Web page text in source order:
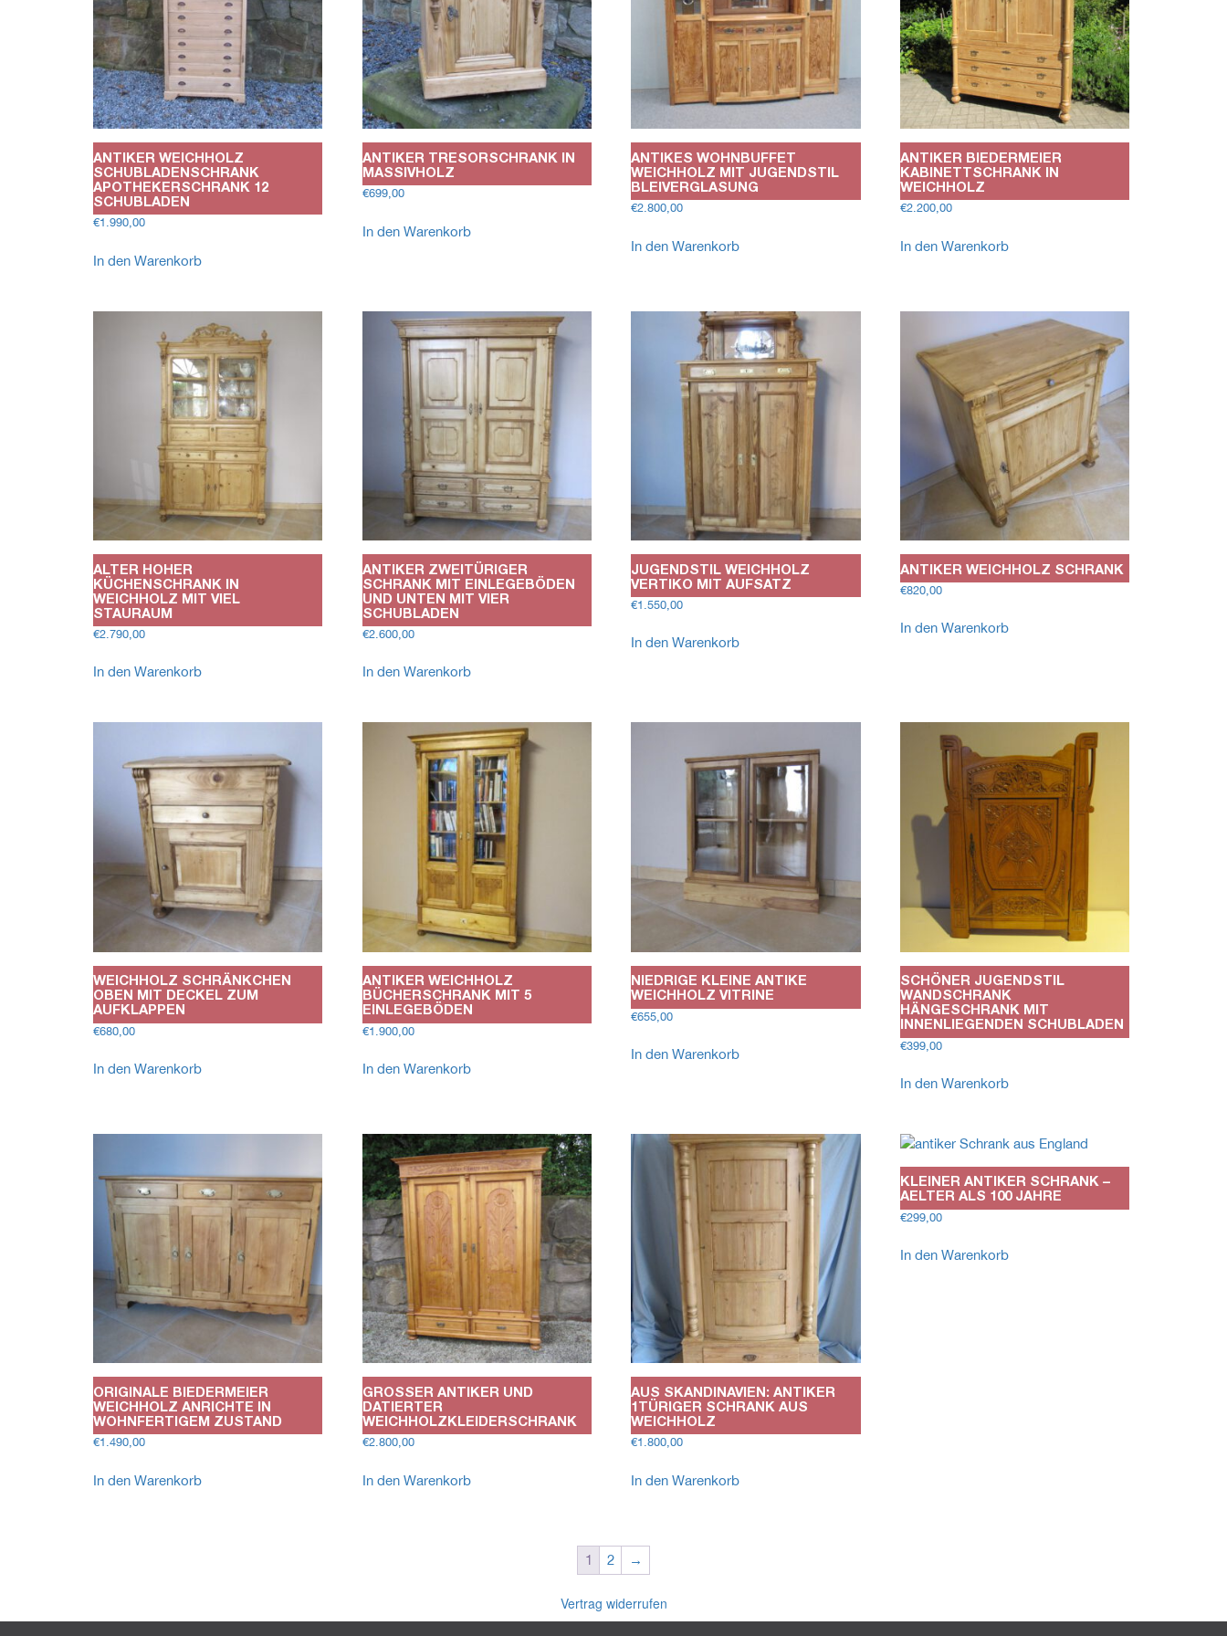
ANTIKER WEICHHOLZ
SCHUBLADENSCHRANK
APOTHEKERSCHRANK 12
SCHUBLADEN
€1.990,00
In den Warenkorb
ANTIKER TRESORSCHRANK IN
MASSIVHOLZ
€699,00
In den Warenkorb
ANTIKES WOHNBUFFET
WEICHHOLZ MIT JUGENDSTIL
BLEIVERGLASUNG
€2.800,00
In den Warenkorb
ANTIKER BIEDERMEIER
KABINETTSCHRANK IN
WEICHHOLZ
€2.200,00
In den Warenkorb
ALTER HOHER
KÜCHENSCHRANK IN
WEICHHOLZ MIT VIEL
STAURAUM
€2.790,00
In den Warenkorb
ANTIKER ZWEITÜRIGER
SCHRANK MIT EINLEGEBÖDEN
UND UNTEN MIT VIER
SCHUBLADEN
€2.600,00
In den Warenkorb
JUGENDSTIL WEICHHOLZ
VERTIKO MIT AUFSATZ
€1.550,00
In den Warenkorb
ANTIKER WEICHHOLZ SCHRANK
€820,00
In den Warenkorb
WEICHHOLZ SCHRÄNKCHEN
OBEN MIT DECKEL ZUM
AUFKLAPPEN
€680,00
In den Warenkorb
ANTIKER WEICHHOLZ
BÜCHERSCHRANK MIT 5
EINLEGEBÖDEN
€1.900,00
In den Warenkorb
NIEDRIGE KLEINE ANTIKE
WEICHHOLZ VITRINE
€655,00
In den Warenkorb
SCHÖNER JUGENDSTIL
WANDSCHRANK
HÄNGESCHRANK MIT
INNENLIEGENDEN SCHUBLADEN
€399,00
In den Warenkorb
ORIGINALE BIEDERMEIER
WEICHHOLZ ANRICHTE IN
WOHNFERTIGEM ZUSTAND
€1.490,00
In den Warenkorb
GROSSER ANTIKER UND D
ATIERTER W
EICHHOLZKLEIDERSCHRANK
€2.800,00
In den Warenkorb
AUS SKANDINAVIEN: ANTIKER
1TÜRIGER SCHRANK AUS
WEICHHOLZ
€1.800,00
In den Warenkorb
KLEINER ANTIKER SCHRANK –
AELTER ALS 100 JAHRE
€299,00
In den Warenkorb
1 2 →
Vertrag widerrufen